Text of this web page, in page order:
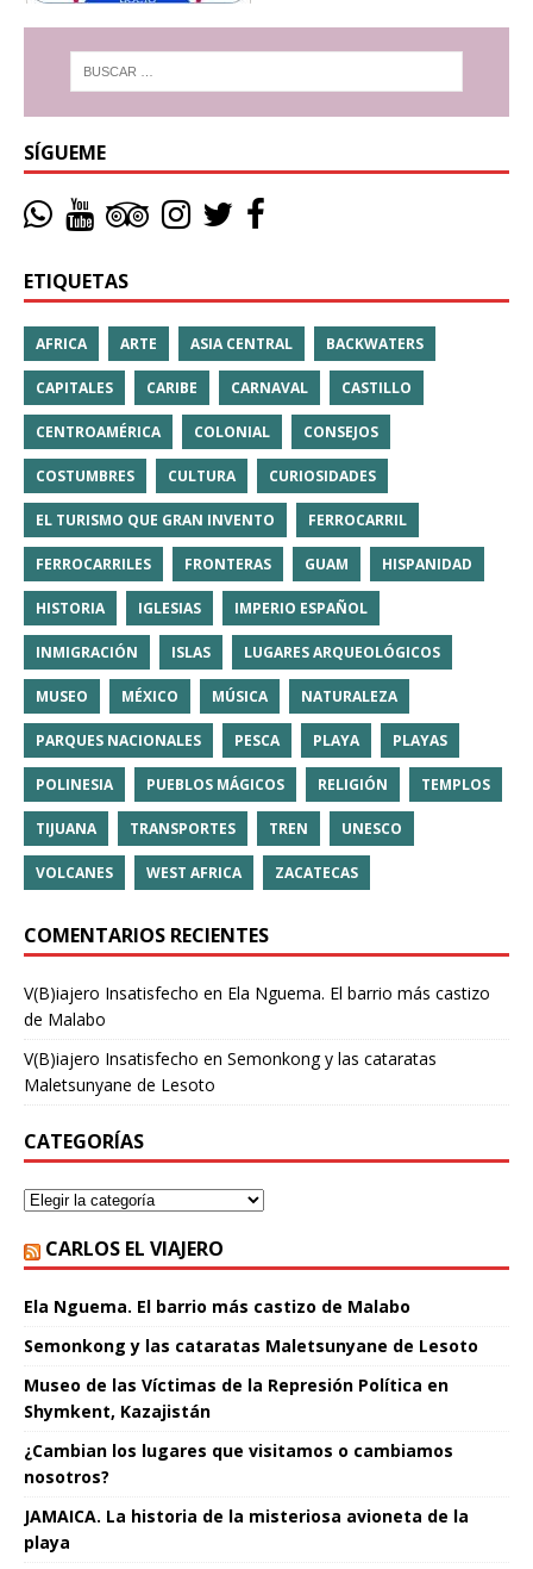
SÍGUEME
ETIQUETAS
AFRICA ARTE ASIA CENTRAL BACKWATERS
CAPITALES CARIBE CARNAVAL CASTILLO
CENTROAMÉRICA COLONIAL CONSEJOS
COSTUMBRES CULTURA CURIOSIDADES
EL TURISMO QUE GRAN INVENTO FERROCARRIL
FERROCARRILES FRONTERAS GUAM HISPANIDAD
HISTORIA IGLESIAS IMPERIO ESPAÑOL
INMIGRACIÓN ISLAS LUGARES ARQUEOLÓGICOS
MUSEO MÉXICO MÚSICA NATURALEZA
PARQUES NACIONALES PESCA PLAYA PLAYAS
POLINESIA PUEBLOS MÁGICOS RELIGIÓN TEMPLOS
TIJUANA TRANSPORTES TREN UNESCO
VOLCANES WEST AFRICA ZACATECAS
COMENTARIOS RECIENTES
V(B)iajero Insatisfecho en Ela Nguema. El barrio más castizo
de Malabo
V(B)iajero Insatisfecho en Semonkong y las cataratas
Maletsunyane de Lesoto
CATEGORÍAS
CARLOS EL VIAJERO
Ela Nguema. El barrio más castizo de Malabo
Semonkong y las cataratas Maletsunyane de Lesoto
Museo de las Víctimas de la Represión Política en
Shymkent, Kazajistán
¿Cambian los lugares que visitamos o cambiamos
nosotros?
JAMAICA. La historia de la misteriosa avioneta de la
playa